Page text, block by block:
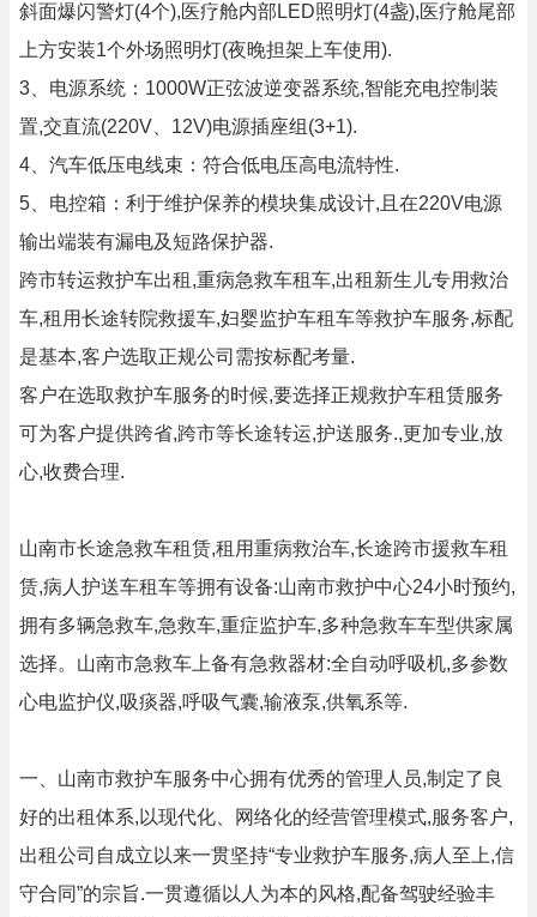
斜面爆闪警灯(4个),医疗舱内部LED照明灯(4盏),医疗舱尾部
上方安装1个外场照明灯(夜晚担架上车使用).
3、电源系统：1000W正弦波逆变器系统,智能充电控制装
置,交直流(220V、12V)电源插座组(3+1).
4、汽车低压电线束：符合低电压高电流特性.
5、电控箱：利于维护保养的模块集成设计,且在220V电源
输出端装有漏电及短路保护器.
跨市转运救护车出租,重病急救车租车,出租新生儿专用救治
车,租用长途转院救援车,妇婴监护车租车等救护车服务,标配
是基本,客户选取正规公司需按标配考量.
客户在选取救护车服务的时候,要选择正规救护车租赁服务
可为客户提供跨省,跨市等长途转运,护送服务.,更加专业,放
心,收费合理.
山南市长途急救车租赁,租用重病救治车,长途跨市援救车租
赁,病人护送车租车等拥有设备:山南市救护中心24小时预约,
拥有多辆急救车,急救车,重症监护车,多种急救车车型供家属
选择。山南市急救车上备有急救器材:全自动呼吸机,多参数
心电监护仪,吸痰器,呼吸气囊,输液泵,供氧系等.
一、山南市救护车服务中心拥有优秀的管理人员,制定了良
好的出租体系,以现代化、网络化的经营管理模式,服务客户,
出租公司自成立以来一贯坚持“专业救护车服务,病人至上,信
守合同”的宗旨.一贯遵循以人为本的风格,配备驾驶经验丰